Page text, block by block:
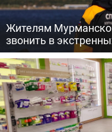
Жителям
звонить в